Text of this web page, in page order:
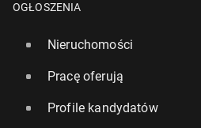
OGŁOSZENIA
Nieruchomości
Pracę oferują
Profile kandydatów